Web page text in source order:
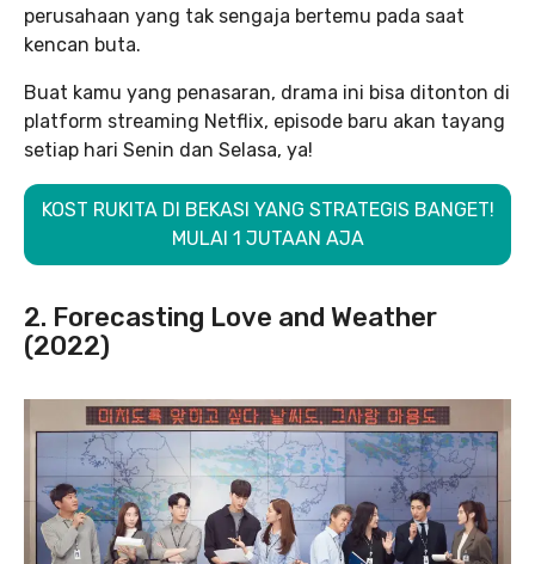
perusahaan yang tak sengaja bertemu pada saat
kencan buta.
Buat kamu yang penasaran, drama ini bisa ditonton di
platform streaming Netflix, episode baru akan tayang
setiap hari Senin dan Selasa, ya!
KOST RUKITA DI BEKASI YANG STRATEGIS BANGET!
MULAI 1 JUTAAN AJA
2. Forecasting Love and Weather
(2022)